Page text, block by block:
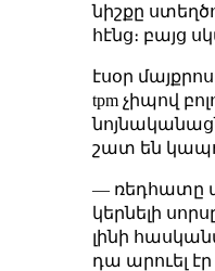
նիշքը
հէնց։ բայց
էսօր
tpm չիպով
շատ են
— ռեդհատը
կերնելի
լինի
դա արուել